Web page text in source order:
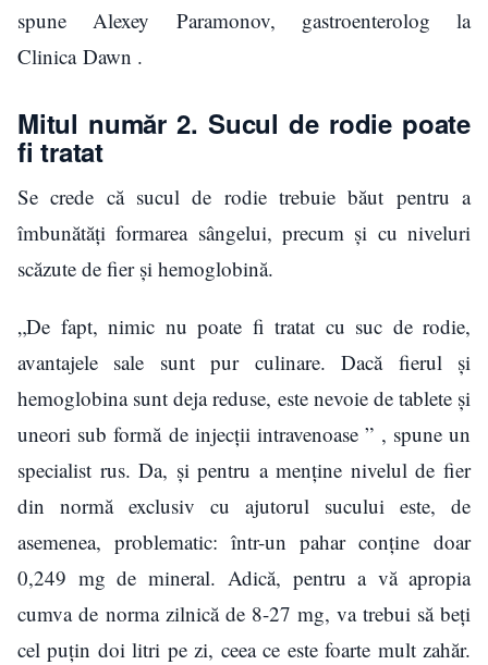
spune Alexey Paramonov, gastroenterolog la
Clinica Dawn .
Mitul număr 2. Sucul de rodie poate
fi tratat
Se crede că sucul de rodie trebuie băut pentru a
îmbunătăți formarea sângelui, precum și cu niveluri
scăzute de fier și hemoglobină.
„De fapt, nimic nu poate fi tratat cu suc de rodie,
avantajele sale sunt pur culinare. Dacă fierul și
hemoglobina sunt deja reduse, este nevoie de tablete și
uneori sub formă de injecții intravenoase ” , spune un
specialist rus. Da, și pentru a menține nivelul de fier
din normă exclusiv cu ajutorul sucului este, de
asemenea, problematic: într-un pahar conține doar
0,249 mg de mineral. Adică, pentru a vă apropia
cumva de norma zilnică de 8-27 mg, va trebui să beți
cel puțin doi litri pe zi, ceea ce este foarte mult zahăr.